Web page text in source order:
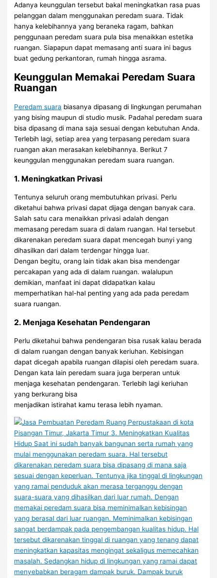
Adanya keunggulan tersebut bakal meningkatkan rasa puas
pelanggan dalam menggunakan peredam suara. Tidak
hanya kelebihannya yang beraneka ragam, bahkan
penggunaan peredam suara pula bisa menaikkan estetika
ruangan. Siapapun dapat memasang anti suara ini bagus
buat gedung perkantoran, rumah hingga asrama.
Keunggulan Memakai Peredam Suara
Ruangan
Peredam suara biasanya dipasang di lingkungan perumahan
yang bising maupun di studio musik. Padahal peredam suara
bisa dipasang di mana saja sesuai dengan kebutuhan Anda.
Terlebih lagi, setiap area yang terpasang peredam suara
ruangan akan merasakan kelebihannya. Berikut 7
keunggulan menggunakan peredam suara ruangan.
1. Meningkatkan Privasi
Tentunya seluruh orang membutuhkan privasi. Perlu
diketahui bahwa privasi dapat dijaga dengan banyak cara.
Salah satu cara menaikkan privasi adalah dengan
memasang peredam suara di dalam ruangan. Hal tersebut
dikarenakan peredam suara dapat mencegah bunyi yang
dihasilkan dari dalam terdengar hingga luar.
Dengan begitu, orang lain tidak akan bisa mendengar
percakapan yang ada di dalam ruangan. walalupun
demikian, manfaat ini dapat didapatkan kalau
memperhatikan hal-hal penting yang ada pada peredam
suara ruangan.
2. Menjaga Kesehatan Pendengaran
Perlu diketahui bahwa pendengaran bisa rusak kalau berada
di dalam ruangan dengan banyak keriuhan. Kebisingan
dapat dicegah apabila ruangan dilapisi oleh peredam suara.
Dengan kata lain peredam suara juga berperan untuk
menjaga kesehatan pendengaran. Terlebih lagi keriuhan
yang berkurang bisa
menjadikan istirahat kamu terasa lebih nyaman.